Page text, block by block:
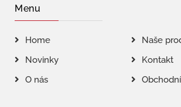
Menu
Home
Naše
Novinky
Kontakt
O nás